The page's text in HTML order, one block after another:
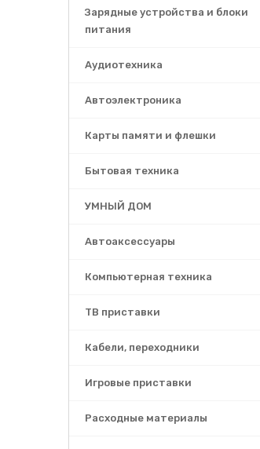
Зарядные устройства и блоки
питания
Аудиотехника
Автоэлектроника
Карты памяти и флешки
Бытовая техника
УМНЫЙ ДОМ
Автоаксессуары
Компьютерная техника
ТВ приставки
Кабели, переходники
Игровые приставки
Расходные материалы